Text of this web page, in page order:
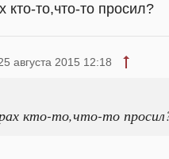
кто-то,что-то просил?
августа 2015 12:18
кто-то,что-то